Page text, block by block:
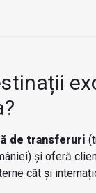
de transferuri
și oferă
cât și